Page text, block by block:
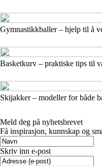
Gymnastikkballer – hjelp til å
Basketkurv – praktiske tips til
Skijakker – modeller for både
Meld deg på nyhetsbrevet
Få inspirasjon, kunnskap og
Skriv inn e-post